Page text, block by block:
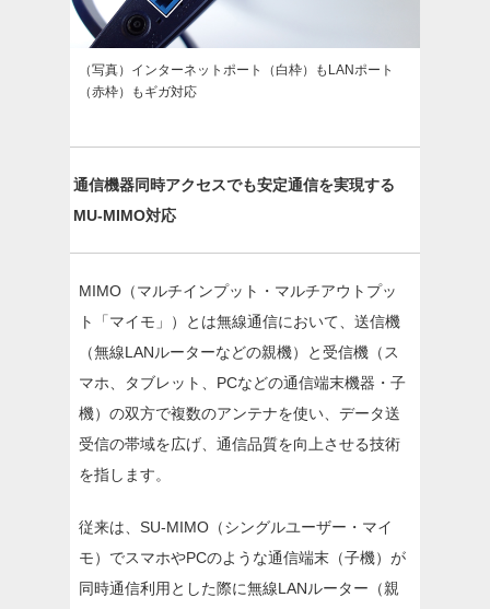
（写真）インターネットポート（白枠）もLANポート
（赤枠）もギガ対応
通信機器同時アクセスでも安定通信を実現する
MU-MIMO対応
MIMO（マルチインプット・マルチアウトプッ
ト「マイモ」）とは無線通信において、送信機
（無線LANルーターなどの親機）と受信機（ス
マホ、タブレット、PCなどの通信端末機器・子
機）の双方で複数のアンテナを使い、データ送
受信の帯域を広げ、通信品質を向上させる技術
を指します。
従来は、SU-MIMO（シングルユーザー・マイ
モ）でスマホやPCのような通信端末（子機）が
同時通信利用とした際に無線LANルーター（親